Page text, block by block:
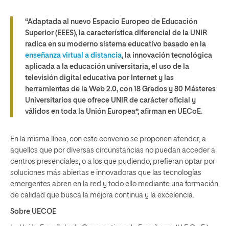
“Adaptada al nuevo Espacio Europeo de Educación
Superior (EEES), la característica diferencial de la UNIR
radica en su moderno sistema educativo basado en la
enseñanza virtual a distancia, la innovación tecnológica
aplicada a la educación universitaria, el uso de la
televisión digital educativa por Internet y las
herramientas de la Web 2.0, con 18 Grados y 80 Másteres
Universitarios que ofrece UNIR de carácter oficial y
válidos en toda la Unión Europea”, afirman en UECoE.
En la misma línea, con este convenio se proponen atender, a
aquellos que por diversas circunstancias no puedan acceder a
centros presenciales, o a los que pudiendo, prefieran optar por
soluciones más abiertas e innovadoras que las tecnologías
emergentes abren en la red y todo ello mediante una formación
de calidad que busca la mejora continua y la excelencia.
Sobre UECOE